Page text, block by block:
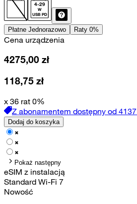
4-29
W
USB PD
Płatne Jednorazowo Raty 0%
Cena urządzenia
4275,00 zł
118,75 zł
x 36 rat 0%
Z abonamentem dostępny od 4137
Dodaj do koszyka
Pokaż następny
eSIM z instalacją
Standard Wi-Fi 7
Nowość